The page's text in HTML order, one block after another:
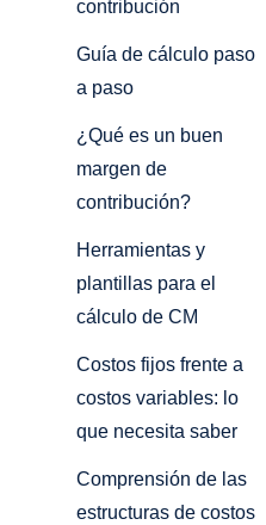
contribución
Guía de cálculo paso
a paso
¿Qué es un buen
margen de
contribución?
Herramientas y
plantillas para el
cálculo de CM
Costos fijos frente a
costos variables: lo
que necesita saber
Comprensión de las
estructuras de costos